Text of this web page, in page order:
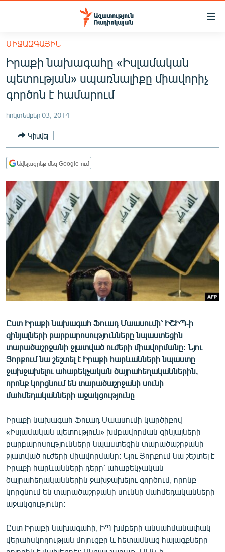
Մատչելիության
հիմնական
բովանդակությանը
Անցնել
հիմնական
մենյուին
ՀԱՅԱՍՏԱՆ
ՔԱՂԱՔԱԿԱՆ
ՀԱՍԱՐԱԿՈՒԹՅՈՒՆ
ՏՆՏԵՍՈՒԹՅՈՒՆ
ՂԱՐԱԲԱՂ
ՊԱՏԵՐԱԶՄԻ 6 ՇԱԲԱԹՆԵՐԸ
ՏԱՐԱԾԱՇՐՋԱՆ
ՄԻՋԱԶԳԱՅԻՆ
ՄՇԱԿՈՒՅԹ
ՍՊՈՐՏ
ՄԵԿՆԱԲԱՆՈՒԹՅՈՒՆ
ԿՈՐՈՆԱՎԻՐՈՒՍ
ԱՐԽԻՎ
ՏԵՍԱՆՅՈՒԹԵՐ
ԲԱՆԱՎԵՃ
ՁԳՏԵԼՈՎ ԼԱՎԱԳՈՒՅՆԻՆ
Հայերեն
English
Русский
ՀԵՏԵՎԵՔ ՄԵԶ
ՄԻՋԱԶԳԱՅԻՆ
Իրաքի նախագահը «Իսլամական
պետության» սպառնալիքը միավորիչ
գործոն է համարում
հոկտեմբեր 03, 2014
Կիսվել
Ավելացրեք մեզ Google-ում
Ըստ Իրաքի նախագահ Ֆուադ Մաասումի՝ ԻՇԻՊ-ի
զինյալների բարբարոսությունները նպաստեցին
տարածաշրջանի ջլատված ուժերի միավորմանը: Նյու
Յորքում նա շեշտել է Իրաքի հարևանների նպաստը
ջախջախելու ահաբեկչական ծայրահեղականներին,
որոնք կորցնում են տարածաշրջանի սունի
մահմեդականների աջակցությունը
Իրաքի նախագահ Ֆուադ Մաասումի կարծիքով
«Իսլամական պետություն» խմբավորման զինյալների
բարբարոսությունները նպաստեցին տարածաշրջանի
ջլատված ուժերի միավորմանը: Նյու Յորքում նա շեշտել է
Իրաքի հարևանների դերը՝ ահաբեկչական
ծայրահեղականներին ջախջախելու գործում, որոնք
կորցնում են տարածաշրջանի սուննի մահմեդականների
աջակցությունը:
Ըստ Իրաքի նախագահի, ԻՊ խմբերի անսահմանափակ
վերահսկողության մոլուցքը և հետամնաց հայացքները